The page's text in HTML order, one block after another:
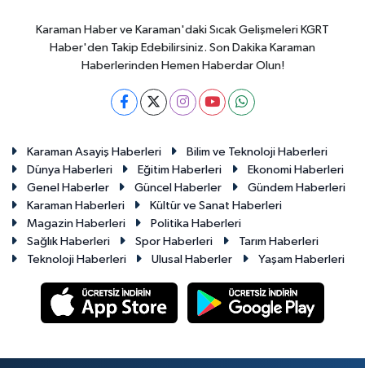
Karaman Haber ve Karaman'daki Sıcak Gelişmeleri KGRT
Haber'den Takip Edebilirsiniz. Son Dakika Karaman
Haberlerinden Hemen Haberdar Olun!
Karaman Asayiş Haberleri
Bilim ve Teknoloji Haberleri
Dünya Haberleri
Eğitim Haberleri
Ekonomi Haberleri
Genel Haberler
Güncel Haberler
Gündem Haberleri
Karaman Haberleri
Kültür ve Sanat Haberleri
Magazin Haberleri
Politika Haberleri
Sağlık Haberleri
Spor Haberleri
Tarım Haberleri
Teknoloji Haberleri
Ulusal Haberler Yaşam Haberleri